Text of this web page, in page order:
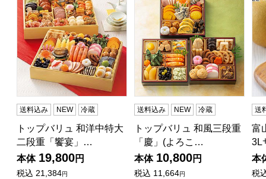
送料込み NEW 冷蔵
トップバリュ 和洋中特大
二段重「饗宴」…
本体 19,800円
税込 21,384円
送料込み NEW 冷蔵
トップバリュ 和風三段重
「慶」(よろこ…
本体 10,800円
税込 11,664円
送
富
3L
本
税